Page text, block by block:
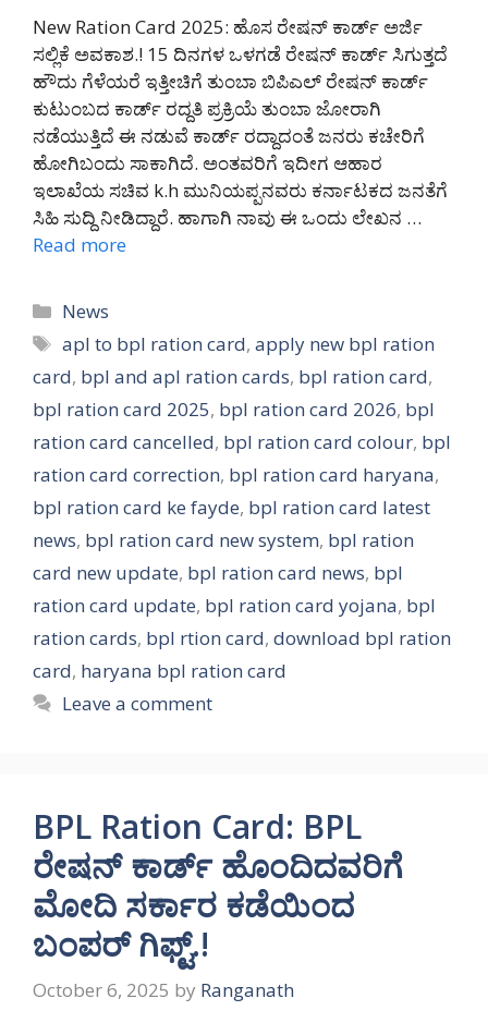
New Ration Card 2025: ಹೊಸ ರೇಷನ್ ಕಾರ್ಡ್ ಅರ್ಜಿ
ಸಲ್ಲಿಕೆ ಅವಕಾಶ.! 15 ದಿನಗಳ ಒಳಗಡೆ ರೇಷನ್ ಕಾರ್ಡ್ ಸಿಗುತ್ತದೆ
ಹೌದು ಗೆಳೆಯರೆ ಇತ್ತೀಚಿಗೆ ತುಂಬಾ ಬಿಪಿಎಲ್ ರೇಷನ್ ಕಾರ್ಡ್
ಕುಟುಂಬದ ಕಾರ್ಡ್ ರದ್ದತಿ ಪ್ರಕ್ರಿಯೆ ತುಂಬಾ ಜೋರಾಗಿ
ನಡೆಯುತ್ತಿದೆ ಈ ನಡುವೆ ಕಾರ್ಡ್ ರದ್ದಾದಂತೆ ಜನರು ಕಚೇರಿಗೆ
ಹೋಗಿಬಂದು ಸಾಕಾಗಿದೆ. ಅಂತವರಿಗೆ ಇದೀಗ ಆಹಾರ
ಇಲಾಖೆಯ ಸಚಿವ k.h ಮುನಿಯಪ್ಪನವರು ಕರ್ನಾಟಕದ ಜನತೆಗೆ
ಸಿಹಿ ಸುದ್ದಿ ನೀಡಿದ್ದಾರೆ. ಹಾಗಾಗಿ ನಾವು ಈ ಒಂದು ಲೇಖನ …
Read more
Categories
News
Tags
apl to bpl ration card,apply new bpl ration
card, bpl and apl ration cards, bpl ration card,
bpl ration card 2025, bpl ration card 2026, bpl
ration card cancelled, bpl ration card colour, bpl
ration card correction, bpl ration card haryana,
bpl ration card ke fayde, bpl ration card latest
news, bpl ration card new system, bpl ration
card new update, bpl ration card news, bpl
ration card update, bpl ration card yojana, bpl
ration cards, bpl rtion card, download bpl ration
card, haryana bpl ration card
Leave a comment
BPL Ration Card: BPL
ರೇಷನ್ ಕಾರ್ಡ್ ಹೊಂದಿದವರಿಗೆ
ಮೋದಿ ಸರ್ಕಾರ ಕಡೆಯಿಂದ
ಬಂಪರ್ ಗಿಫ್ಟ್.!
October 6, 2025 by Ranganath